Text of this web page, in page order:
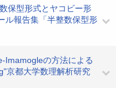
保型形式とヤコビー形
ル報告集「半整数保型形
Imamogleの方法による
京都大学数理解析研究